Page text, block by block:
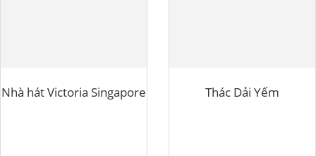
Nhà hát Victoria Singapore Thác Dải Yếm